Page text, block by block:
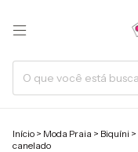
Início > Moda Praia > Biquíni >
canelado